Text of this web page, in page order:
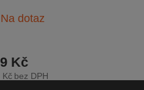
Na dotaz
Kč
Kč